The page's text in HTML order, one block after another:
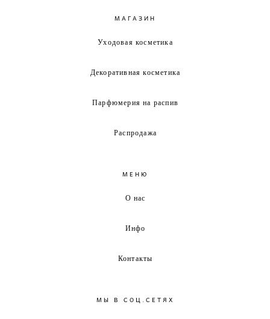
МАГАЗИН
Уходовая косметика
Декоративная косметика
Парфюмерия на распив
Распродажа
МЕНЮ
О нас
Инфо
Контакты
МЫ В СОЦ.СЕТЯХ